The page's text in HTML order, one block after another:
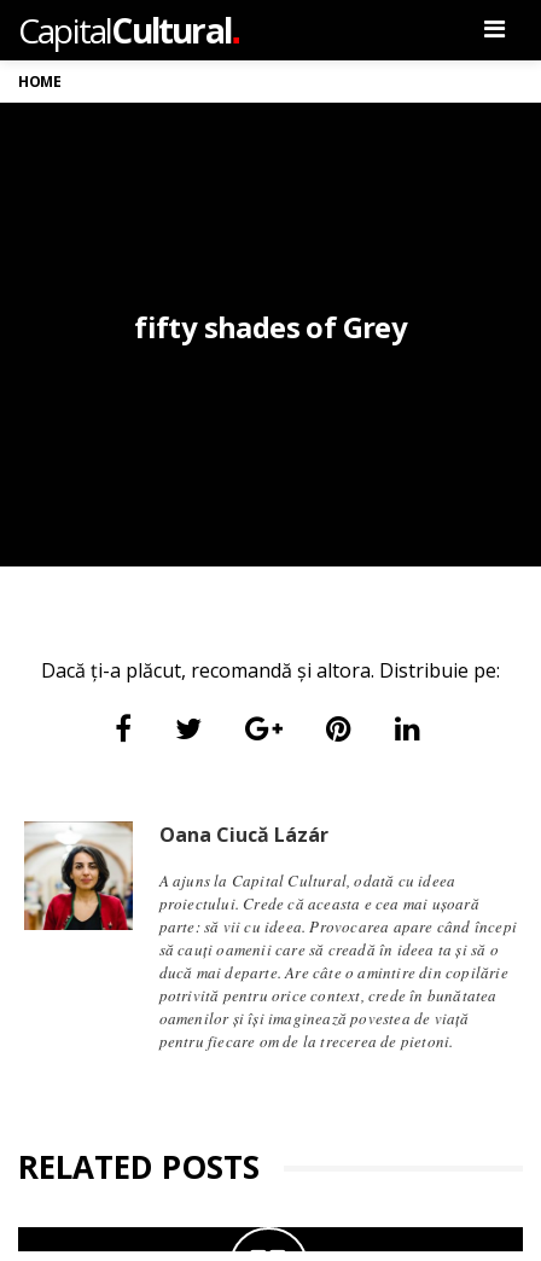
CapitalCultural.
HOME
fifty shades of Grey
Dacă ți-a plăcut, recomandă și altora. Distribuie pe:
Oana Ciucă Lázár
A ajuns la Capital Cultural, odată cu ideea
proiectului. Crede că aceasta e cea mai ușoară
parte: să vii cu ideea. Provocarea apare când începi
să cauți oamenii care să creadă în ideea ta și să o
ducă mai departe. Are câte o amintire din copilărie
potrivită pentru orice context, crede în bunătatea
oamenilor și își imaginează povestea de viață
pentru fiecare om de la trecerea de pietoni.
RELATED POSTS